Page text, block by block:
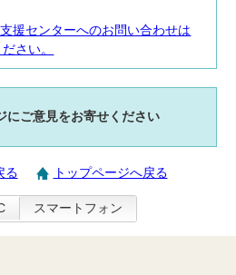
援センターへのお問い合わせは
さい。
にご意見をお寄せください
る トップページへ戻る
スマートフォン